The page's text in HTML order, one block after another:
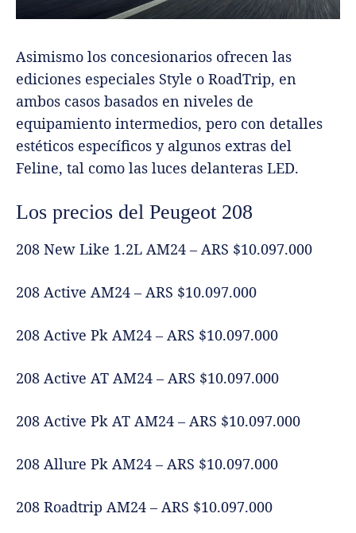
Asimismo los concesionarios ofrecen las
ediciones especiales Style o RoadTrip, en
ambos casos basados en niveles de
equipamiento intermedios, pero con detalles
estéticos específicos y algunos extras del
Feline, tal como las luces delanteras LED.
Los precios del Peugeot 208
208 New Like 1.2L AM24 – ARS $10.097.000
208 Active AM24 – ARS $10.097.000
208 Active Pk AM24 – ARS $10.097.000
208 Active AT AM24 – ARS $10.097.000
208 Active Pk AT AM24 – ARS $10.097.000
208 Allure Pk AM24 – ARS $10.097.000
208 Roadtrip AM24 – ARS $10.097.000